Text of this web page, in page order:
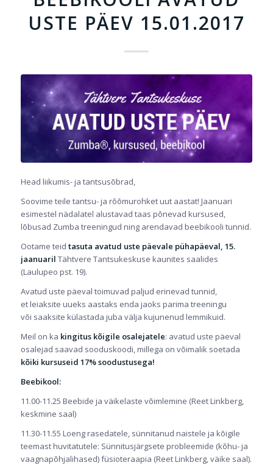
USTE PÄEV 15.01.2017
Head liikumis- ja tantsusõbrad,
Soovime teile tantsu- ja rõõmurohket uut aastat! Jaanuari
esimestel nädalatel alustavad taas põnevad kursused,
lõbusad Zumba treeningud ning arendavad beebikooli tunnid.
Ootame teid tasuta avatud uste päevale pühapäeval, 15.
jaanuaril Tähtvere Tantsukeskuse kaunites saalides
(Laulupeo pst. 19).
Avatud uste päeval toimuvad paljud erinevad tunnid,
et leiaksite uueks aastaks enda jaoks parima treeningu
või saaksite külastada juba välja kujunenud lemmikuid.
Meil on ka kingitus kõigile osalejatele: avatud uste päeval
osalejad saavad sooduskoodi, millega on võimalik soetada
kõiki kursuseid 17% soodustusega!
Beebikool:
11.00-11.25 Beebide ja väikelaste võimlemine (Reet Linkberg,
keskmine saal)
11.30-11.55 Loeng rasedatele, sünnitanud naistele ja kõigile
teemast huvitatutele: Sünnitusjärgsete probleemide (kõhu- ja
vaagnapõhjalihased) füsioteraapia (Reet Linkberg, väike saal).